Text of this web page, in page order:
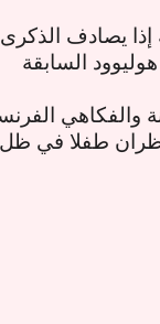
السابقة
موناكو البالغة من العمر 27 سنة